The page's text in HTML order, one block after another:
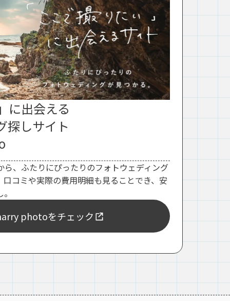
に出会える
探しサイト
、ふたりにぴったりのフォトウェディング
コミや実際の費用明細も見ることでき、安
photoをチェック